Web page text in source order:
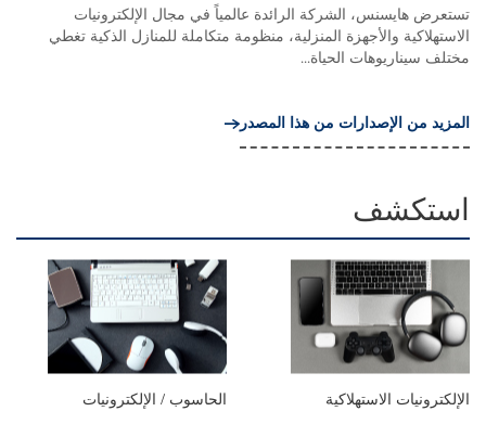
تستعرض هايسنس، الشركة الرائدة عالمياً في مجال الإلكترونيات
الاستهلاكية والأجهزة المنزلية، منظومة متكاملة للمنازل الذكية تغطي
مختلف سيناريوهات الحياة...
المزيد من الإصدارات من هذا المصدر
استكشف
الإلكترونيات الاستهلاكية الحاسوب / الإلكترونيات